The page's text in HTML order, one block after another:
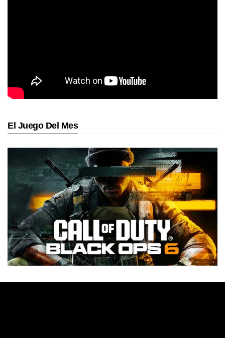
El Juego Del Mes